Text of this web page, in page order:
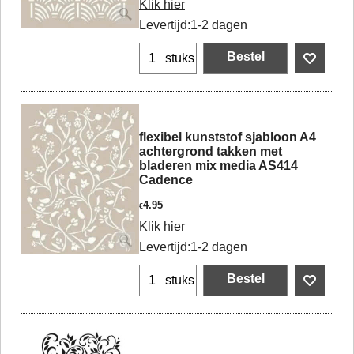
Klik hier
Levertijd:1-2 dagen
stuks Bestel
flexibel kunststof sjabloon A4
achtergrond takken met
bladeren mix media AS414
Cadence
€4.95
Klik hier
Levertijd:1-2 dagen
stuks Bestel